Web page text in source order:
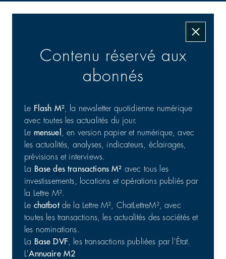
Contenu réservé aux
abonnés
Le Flash M², la newsletter quotidienne numérique
avec toutes les actualités du jour.
Le mensuel
, en version papier et numérique, avec
les actualités, analyses, indicateurs, éclairages,
prévisions et interviews.
La Base des transactions M² avec tous les
investissements, locations et opérations publiés par
la Lettre M².
Le chatbotde la Lettre M², ChatLettreM², avec
toutes les transactions, les actualités des sociétés et
les nominations.
La Base DVF , les transactions publiées par l'État.
L'Annuaire M2
Commerce : cession d'un portefeuille de 25 actifs en
France
Commerces | Investissement